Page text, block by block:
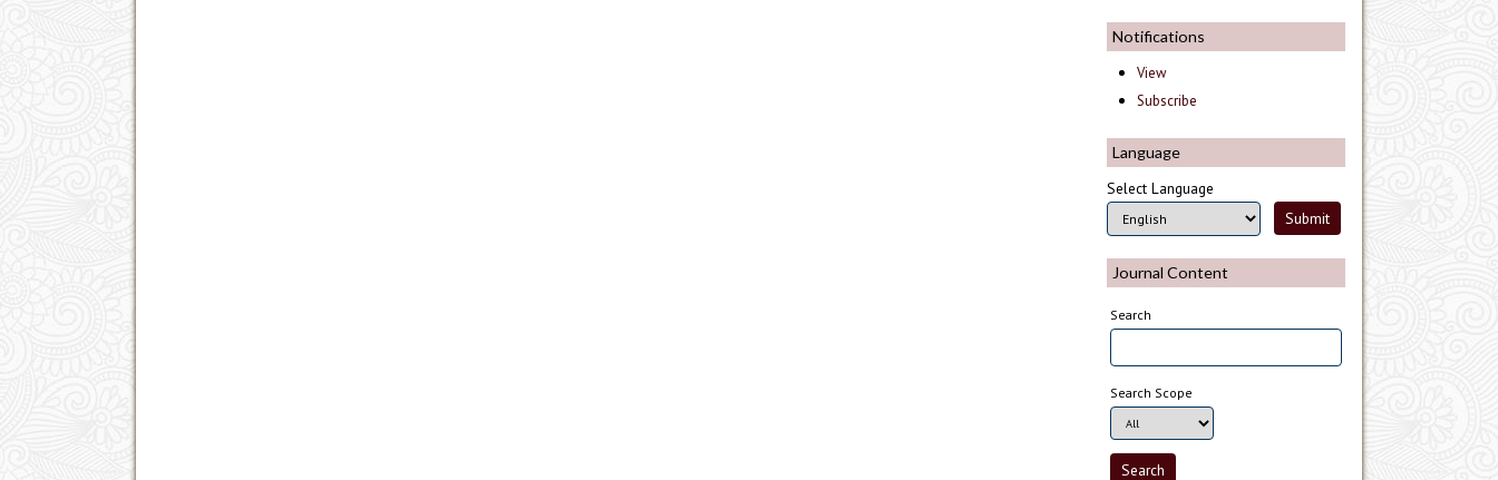
Notifications
View
Subscribe
Language
Select Language
Journal Content
Search
Search Scope